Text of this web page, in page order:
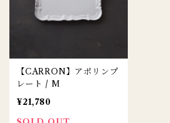
【CARRON】アポリンプ
レート / M
¥21,780